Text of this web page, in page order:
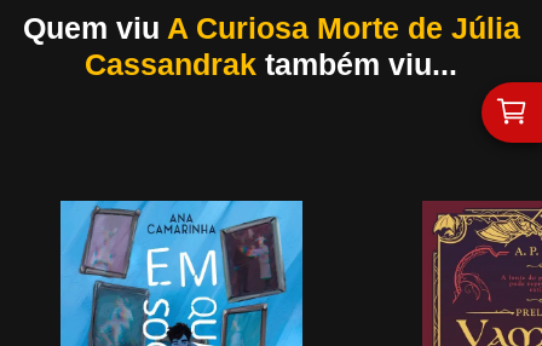
Quem viu A Curiosa Morte de Júlia
Cassandrak também viu...